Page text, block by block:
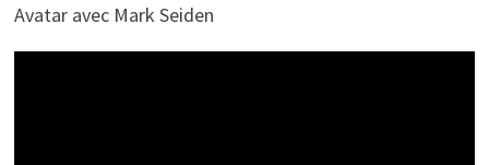
Avatar avec Mark Seiden